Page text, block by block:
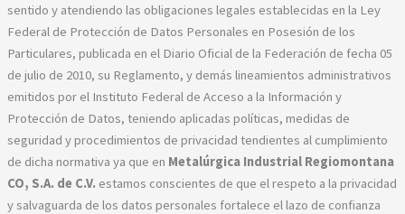
sentido y atendiendo las obligaciones legales establecidas en la Ley
Federal de Protección de Datos Personales en Posesión de los
Particulares, publicada en el Diario Oficial de la Federación de fecha 05
de julio de 2010, su Reglamento, y demás lineamientos administrativos
emitidos por el Instituto Federal de Acceso a la Información y
Protección de Datos, teniendo aplicadas políticas, medidas de
seguridad y procedimientos de privacidad tendientes al cumplimiento
de dicha normativa ya que en Metalúrgica Industrial Regiomontana
CO, S.A. de C.V. estamos conscientes de que el respeto a la privacidad
y salvaguarda de los datos personales fortalece el lazo de confianza